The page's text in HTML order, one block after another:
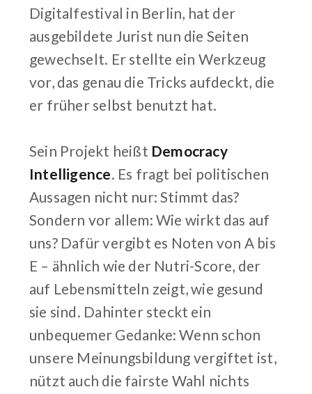
Digitalfestival in Berlin, hat der
ausgebildete Jurist nun die Seiten
gewechselt. Er stellte ein Werkzeug
vor, das genau die Tricks aufdeckt, die
er früher selbst benutzt hat.
Sein Projekt heißt Democracy
Intelligence. Es fragt bei politischen
Aussagen nicht nur: Stimmt das?
Sondern vor allem: Wie wirkt das auf
uns? Dafür vergibt es Noten von A bis
E – ähnlich wie der Nutri-Score, der
auf Lebensmitteln zeigt, wie gesund
sie sind. Dahinter steckt ein
unbequemer Gedanke: Wenn schon
unsere Meinungsbildung vergiftet ist,
nützt auch die fairste Wahl nichts